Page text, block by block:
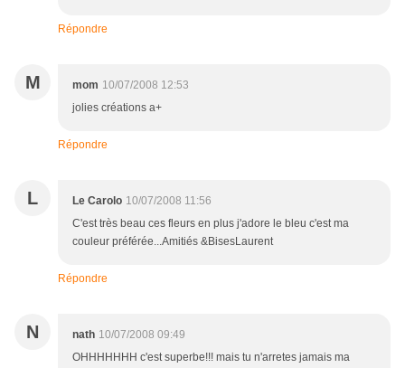
Répondre
M mom 10/07/2008 12:53
jolies créations a+
Répondre
L Le Carolo 10/07/2008 11:56
C'est très beau ces fleurs en plus j'adore le bleu c'est ma
couleur préférée...Amitiés &BisesLaurent
Répondre
N nath 10/07/2008 09:49
OHHHHHHH c'est superbe!!! mais tu n'arretes jamais ma